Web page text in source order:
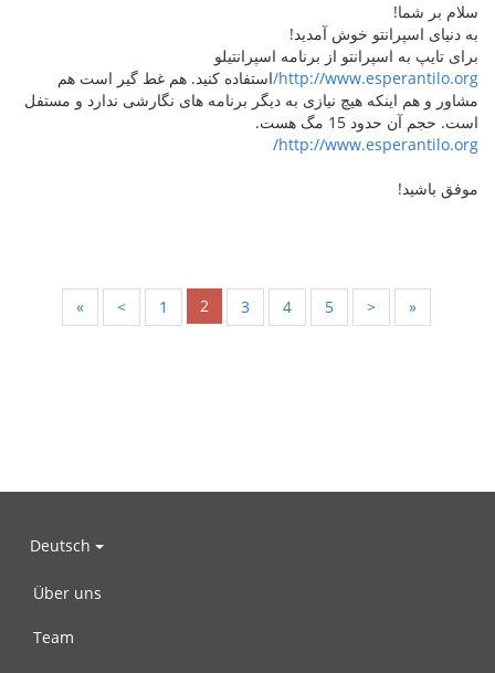
سلام بر شما!
به دنیای اسپرانتو خوش آمدید!
برای تایپ به اسپرانتو از برنامه اسپرانتیلو
http://www.esperantilo.org/ استفاده کنید. هم غط گیر است هم
مشاور و هم اینکه هیچ نیازی به دیگر برنامه های نگارشی ندارد و مستفل
است. حجم آن حدود 15 مگ هست.
http://www.esperantilo.org/
موفق باشید!
« < 1 2 3 4 5 > »
Deutsch
Über uns
Team